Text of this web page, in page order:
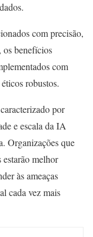
com precisão,
os benefícios
com
robustos.
por
e escala da IA
Organizações que
estarão melhor
às ameaças
cada vez mais